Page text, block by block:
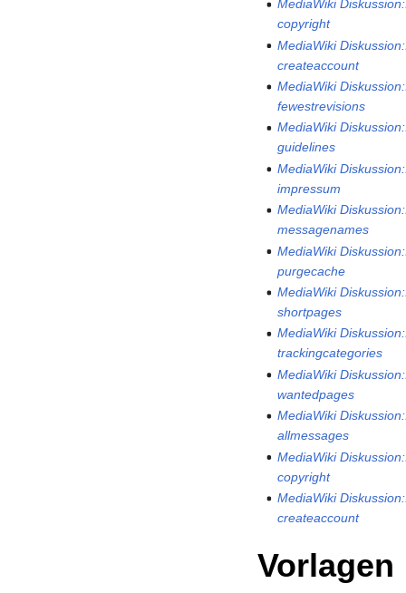
MediaWiki
copyright
MediaWiki
createaccount
MediaWiki
fewestrevisions
MediaWiki
guidelines
MediaWiki
impressum
MediaWiki
messagenames
MediaWiki
purgecache
MediaWiki
shortpages
MediaWiki
trackingcategories
MediaWiki
wantedpages
MediaWiki
allmessages
MediaWiki
copyright
MediaWiki
createaccount
Vorlagen